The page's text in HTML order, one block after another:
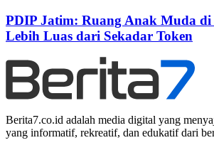
PDIP Jatim: Ruang Anak Muda
Lebih Luas dari Sekadar Token
Berita7.co.id adalah media digital yang
yang informatif, rekreatif, dan edukatif dari